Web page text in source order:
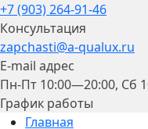
+7 (903) 264-91-46
Консультация
zapchasti@a-qualux.ru
E-mail адрес
Пн-Пт 10:00—20:00, Сб
График работы
Главная